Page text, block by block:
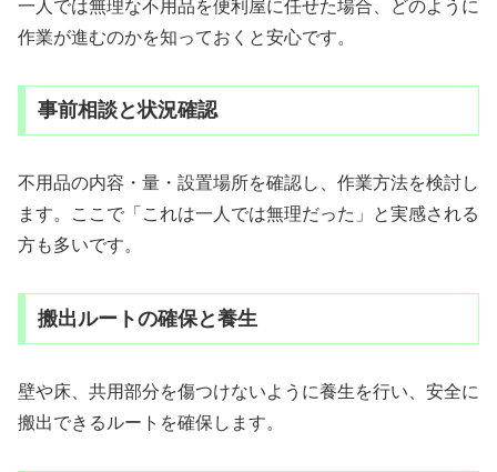
一人では無理な不用品を便利屋に任せた場合、どのように
作業が進むのかを知っておくと安心です。
事前相談と状況確認
不用品の内容・量・設置場所を確認し、作業方法を検討し
ます。ここで「これは一人では無理だった」と実感される
方も多いです。
搬出ルートの確保と養生
壁や床、共用部分を傷つけないように養生を行い、安全に
搬出できるルートを確保します。